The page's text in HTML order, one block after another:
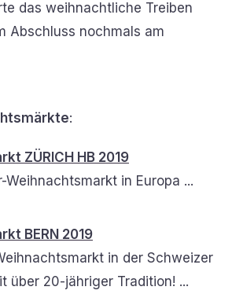
das weihnachtliche Treiben
Abschluss nochmals am
:
ZÜRICH HB 2019
Weihnachtsmarkt in Europa ...
BERN 2019
in der Schweizer
über 20-jähriger Tradition! ...